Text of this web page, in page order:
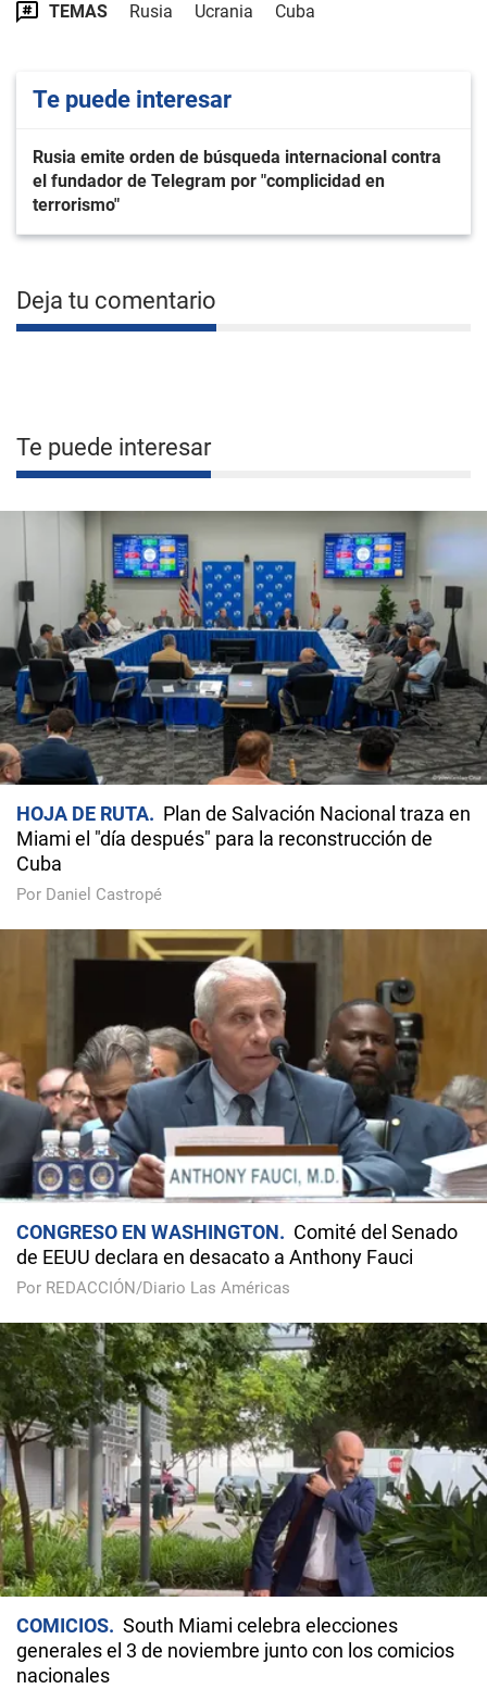
TEMAS Rusia Ucrania Cuba
Te puede interesar
Rusia emite orden de búsqueda internacional contra
el fundador de Telegram por "complicidad en
terrorismo"
Deja tu comentario
Te puede interesar
HOJA DE RUTA
Plan de Salvación Nacional traza en
Miami el "día después" para la reconstrucción de
Cuba
Por Daniel Castropé
CONGRESO EN WASHINGTON
Comité del Senado
de EEUU declara en desacato a Anthony Fauci
Por REDACCIÓN/Diario Las Américas
COMICIOS
South Miami celebra elecciones
generales el 3 de noviembre junto con los comicios
nacionales